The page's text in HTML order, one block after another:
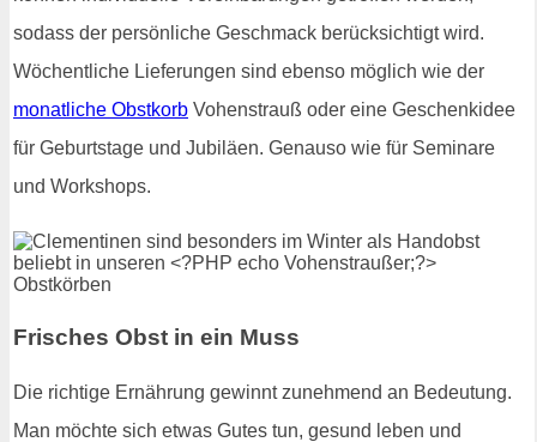
sodass der persönliche Geschmack berücksichtigt wird.
Wöchentliche Lieferungen sind ebenso möglich wie der
monatliche Obstkorb Vohenstrauß oder eine Geschenkidee
für Geburtstage und Jubiläen. Genauso wie für Seminare
und Workshops.
Frisches Obst in ein Muss
Die richtige Ernährung gewinnt zunehmend an Bedeutung.
Man möchte sich etwas Gutes tun, gesund leben und